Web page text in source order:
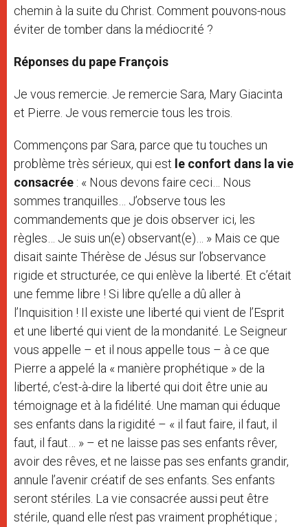
chemin à la suite du Christ. Comment pouvons-nous
éviter de tomber dans la médiocrité ?
Réponses du pape François
Je vous remercie. Je remercie Sara, Mary Giacinta
et Pierre. Je vous remercie tous les trois.
Commençons par Sara, parce que tu touches un
problème très sérieux, qui est le confort dans la vie
consacrée : « Nous devons faire ceci… Nous
sommes tranquilles… J’observe tous les
commandements que je dois observer ici, les
règles… Je suis un(e) observant(e)… » Mais ce que
disait sainte Thérèse de Jésus sur l’observance
rigide et structurée, ce qui enlève la liberté. Et c’était
une femme libre ! Si libre qu’elle a dû aller à
l’Inquisition ! Il existe une liberté qui vient de l’Esprit
et une liberté qui vient de la mondanité. Le Seigneur
vous appelle – et il nous appelle tous – à ce que
Pierre a appelé la « manière prophétique » de la
liberté, c’est-à-dire la liberté qui doit être unie au
témoignage et à la fidélité. Une maman qui éduque
ses enfants dans la rigidité – « il faut faire, il faut, il
faut, il faut… » – et ne laisse pas ses enfants rêver,
avoir des rêves, et ne laisse pas ses enfants grandir,
annule l’avenir créatif de ses enfants. Ses enfants
seront stériles. La vie consacrée aussi peut être
stérile, quand elle n’est pas vraiment prophétique ;